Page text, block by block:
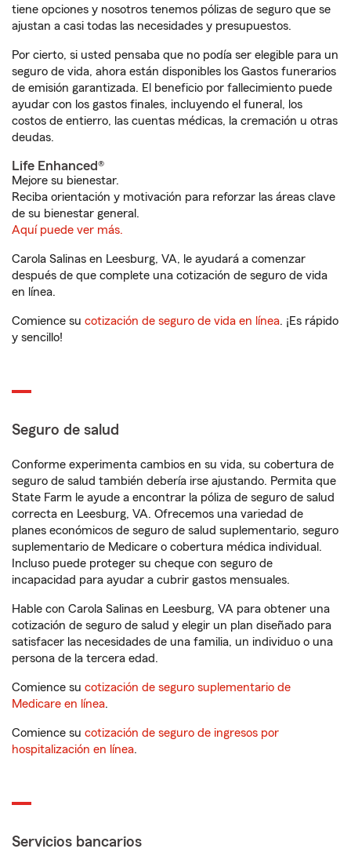
tiene opciones y nosotros tenemos pólizas de seguro que se
ajustan a casi todas las necesidades y presupuestos.
Por cierto, si usted pensaba que no podía ser elegible para un
seguro de vida, ahora están disponibles los Gastos funerarios
de emisión garantizada. El beneficio por fallecimiento puede
ayudar con los gastos finales, incluyendo el funeral, los
costos de entierro, las cuentas médicas, la cremación u otras
deudas.
Life Enhanced®
Mejore su bienestar.
Reciba orientación y motivación para reforzar las áreas clave
de su bienestar general.
Aquí puede ver más.
Carola Salinas en Leesburg, VA, le ayudará a comenzar
después de que complete una cotización de seguro de vida
en línea.
Comience su cotización de seguro de vida en línea. ¡Es rápido
y sencillo!
Seguro de salud
Conforme experimenta cambios en su vida, su cobertura de
seguro de salud también debería irse ajustando. Permita que
State Farm le ayude a encontrar la póliza de seguro de salud
correcta en Leesburg, VA. Ofrecemos una variedad de
planes económicos de seguro de salud suplementario, seguro
suplementario de Medicare o cobertura médica individual.
Incluso puede proteger su cheque con seguro de
incapacidad para ayudar a cubrir gastos mensuales.
Hable con Carola Salinas en Leesburg, VA para obtener una
cotización de seguro de salud y elegir un plan diseñado para
satisfacer las necesidades de una familia, un individuo o una
persona de la tercera edad.
Comience su cotización de seguro suplementario de
Medicare en línea.
Comience su cotización de seguro de ingresos por
hospitalización en línea.
Servicios bancarios